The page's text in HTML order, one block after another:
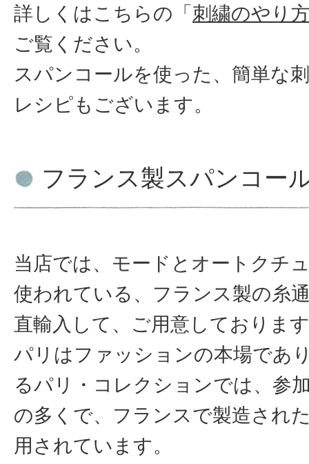
詳しくはこちらの「 刺繍のやり
ご覧ください。
スパンコールを使った、簡単な
レシピもございます。
フランス製スパンコー
当店では、モードとオートクチ
使われている、フランス製の糸
直輸入して、ご用意しておりま
パリはファッションの本場であ
るパリ・コレクションでは、参
の多くで、フランスで製造され
用されています。